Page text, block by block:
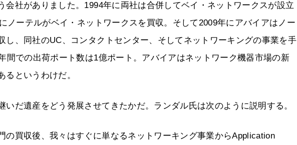
会社がありました。1994年に両社は合併してベイ・ネットワークスが設立
ノーテルがベイ・ネットワークスを買収。そして2009年にアバイアはノー
し、同社のUC、コンタクトセンター、そしてネットワーキングの事業を手
間での出荷ポート数は1億ポート。アバイアはネットワーク機器市場の新
というわけだ。
いだ遺産をどう発展させてきたかだ。ランダル氏は次のように説明する。
の買収後、我々はすぐに単なるネットワーキング事業からApplication